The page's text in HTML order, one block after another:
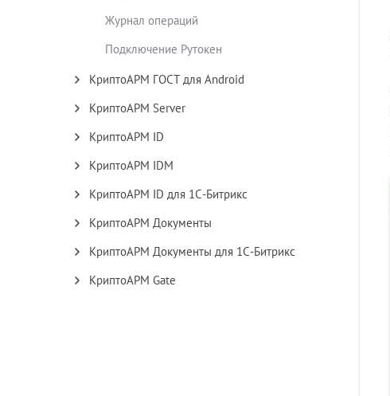
КриптоАРМ Server
КриптоАРМ ID
КриптоАРМ IDM
КриптоАРМ ID для 1С-Битрикс
КриптоАРМ Документы
КриптоАРМ Документы для 1С-Битрикс
КриптоАРМ Gate
КриптоАРМ ГОСТ для Android
Журнал операций
Подключение Рутокен